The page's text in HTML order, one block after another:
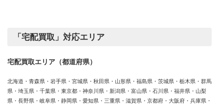
「宅配買取」対応エリア
宅配買取エリア（都道府県）
北海道・青森県・岩手県・宮城県・秋田県・山形県・福島県・茨城県・栃木県・群馬
県・埼玉県・千葉県・東京都・神奈川県・新潟県・富山県・石川県・福井県・山梨
県・長野県・岐阜県・静岡県・愛知県・三重県・滋賀県・京都府・大阪府・兵庫県・